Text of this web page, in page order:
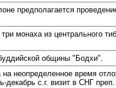
предполагается
монаха из центрального
общины "Бодхи".
на неопределенное время
декабрь с.г. визит в СНГ